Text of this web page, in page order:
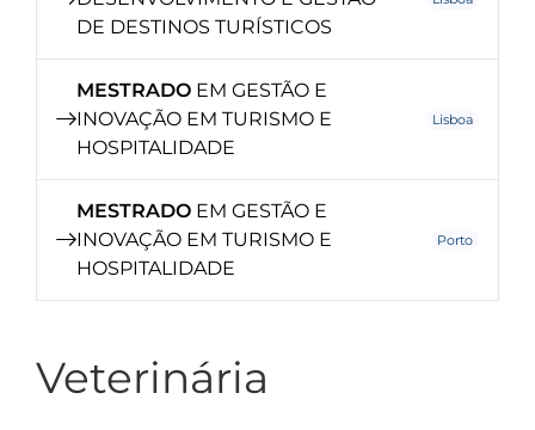
DE DESTINOS TURÍSTICOS
MESTRADO EM GESTÃO E
INOVAÇÃO EM TURISMO E
HOSPITALIDADE
Lisboa
MESTRADO EM GESTÃO E
INOVAÇÃO EM TURISMO E
HOSPITALIDADE
Porto
Veterinária